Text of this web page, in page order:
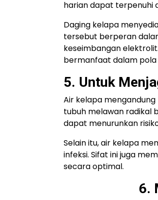
harian dapat terpenuhi
Daging kelapa
tersebut berperan
keseimbangan
bermanfaat dalam pola
5. Untuk
Air kelapa
tubuh melawan radikal
dapat menurunkan
Selain itu, air kelapa
infeksi. Sifat ini juga
secara optimal.
6.